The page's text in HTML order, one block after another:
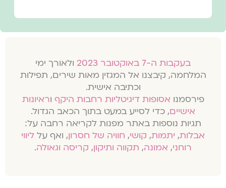
בעקבות ה-7 באוקטובר 2023
ולאורך ימי
המלחמה, קיבצנו אל המגזין מאות שירים, תפילות
וכתיבה אישית.
פירסמנו אסופות דיגיטליות רחבות היקף וראיונות
אישיים, כדי לסייע במעט בתוך הכאב הגדול.
תגיות נוספות באתר מפנות לקריאה רחבה על:
אבלות, יתמות, קושי, חוויה של חסרון, ואף על ליווי
רוחני, אמונה, תקווה ותיקון, קריסה וגאולה.